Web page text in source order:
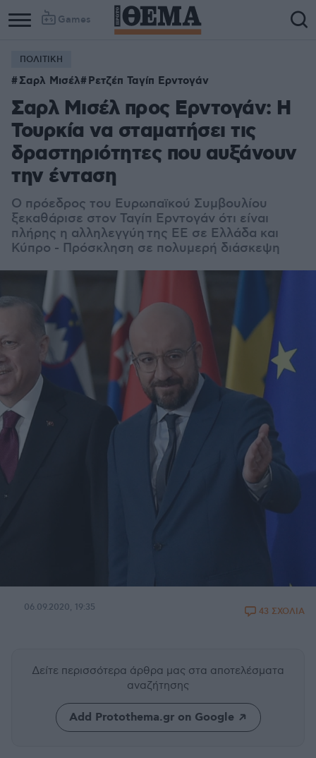
Games
ΠΟΛΙΤΙΚΗ
Σαρλ Μισέλ Ρετζέπ Ταγίπ Ερντογάν
Σαρλ Μισέλ προς Ερντογάν: Η
Τουρκία να σταματήσει τις
δραστηριότητες που αυξάνουν
την ένταση
Ο πρόεδρος του Ευρωπαϊκού Συμβουλίου
ξεκαθάρισε στον Ταγίπ Ερντογάν ότι είναι
πλήρης η αλληλεγγύη της ΕΕ σε Ελλάδα και
Κύπρο - Πρόσκληση σε πολυμερή διάσκεψη
06.09.2020, 19:35 43 ΣΧΟΛΙΑ
Δείτε περισσότερα άρθρα μας στα αποτελέσματα
αναζήτησης
Add Protothema.gr on Google